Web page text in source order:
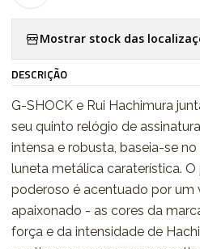
Mostrar stock das
DESCRIÇÃO
G-SHOCK e Rui Hachimura
seu quinto relógio de
intensa e robusta, baseia-se
luneta metálica caraterística.
poderoso é acentuado por um
apaixonado - as cores da
força e da intensidade de